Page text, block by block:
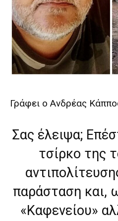
Γράφει ο Ανδρέας
Σας έλειψα;
τσίρκο της
παράσταση και,
«Καφενείου»